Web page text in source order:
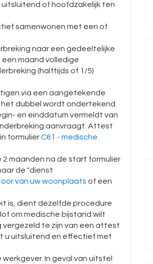
uitsluitend of hoofdzakelijk ten
samenwonen met een of
naar een gedeeltelijke
maand volledige
(halftijds of 1/5)
via een aangetekende
het dubbel wordt ondertekend
en einddatum vermeldt van
aanvraagt. Attest
formulierC61 - medische
2 maanden na de start formulier
de "dienst
van uw woonplaats of een
is, dient dezelfde procedure
om medische bijstand wilt
vergezeld te zijn van een attest
u uitsluitend en effectief met
In geval van uitstel